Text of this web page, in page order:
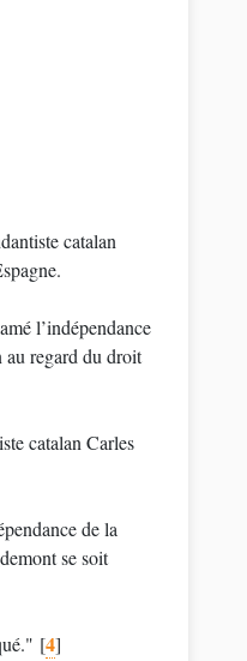
catalan
l’indépendance
au regard du droit
catalan Carles
de la
se soit
[4]